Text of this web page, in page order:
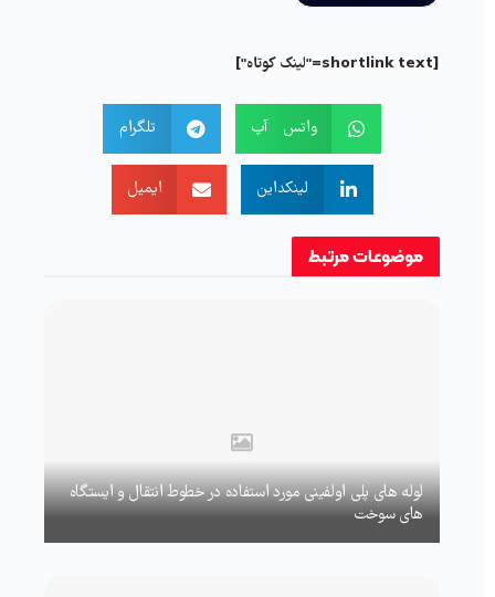
[shortlink text="لینک کوتاه"]
واتس آپ تلگرام
لینکداین ایمیل
موضوعاتمرتبط
لوله های پلی اولفینی مورد استفاده در خطوط انتقال و ایستگاه
های سوخت